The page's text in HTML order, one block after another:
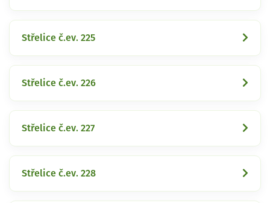
Střelice č.ev. 225
Střelice č.ev. 226
Střelice č.ev. 227
Střelice č.ev. 228